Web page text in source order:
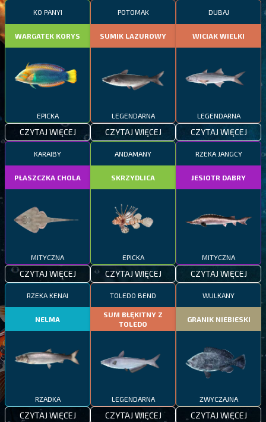
KO PANYI
WARGATEK KORYS
EPICKA
CZYTAJ WIĘCEJ
POTOMAK
SUMIK LAZUROWY
LEGENDARNA
CZYTAJ WIĘCEJ
DUBAJ
WICIAK WIELKI
LEGENDARNA
CZYTAJ WIĘCEJ
KARAIBY
PŁASZCZKA CHOLA
MITYCZNA
CZYTAJ WIĘCEJ
ANDAMANY
SKRZYDLICA
EPICKA
CZYTAJ WIĘCEJ
RZEKA JANGCY
JESIOTR DABRY
MITYCZNA
CZYTAJ WIĘCEJ
RZEKA KENAI
NELMA
RZADKA
CZYTAJ WIĘCEJ
TOLEDO BEND
SUM BŁĘKITNY Z
TOLEDO
LEGENDARNA
CZYTAJ WIĘCEJ
WULKANY
GRANIK NIEBIESKI
ZWYCZAJNA
CZYTAJ WIĘCEJ